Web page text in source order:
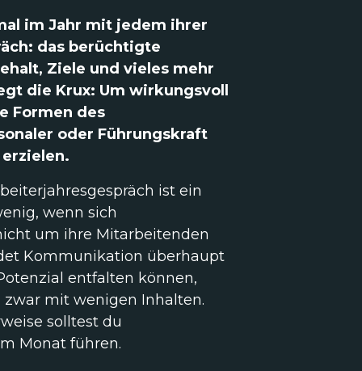
im Jahr mit jedem ihrer
das berüchtigte
Ziele und vieles mehr
die Krux: Um wirkungsvoll
Formen des
oder Führungskraft
ist ein
wenn sich
um ihre Mitarbeitenden
Kommunikation überhaupt
entfalten können,
mit wenigen Inhalten.
solltest du
Monat führen.